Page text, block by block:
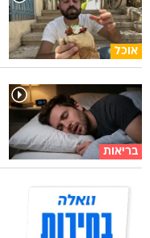
אוכל
בריאות